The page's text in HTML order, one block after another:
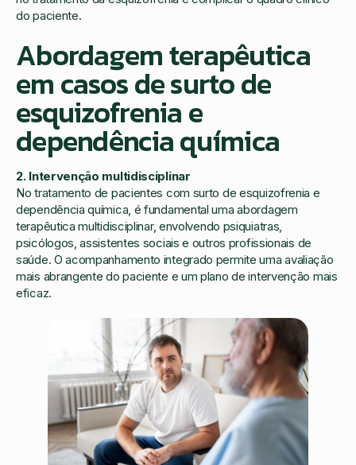
do paciente.
Abordagem terapêutica
em casos de surto de
esquizofrenia e
dependência química
2. Intervenção multidisciplinar
No tratamento de pacientes com surto de esquizofrenia e
dependência química, é fundamental uma abordagem
terapêutica multidisciplinar, envolvendo psiquiatras,
psicólogos, assistentes sociais e outros profissionais de
saúde. O acompanhamento integrado permite uma avaliação
mais abrangente do paciente e um plano de intervenção mais
eficaz.